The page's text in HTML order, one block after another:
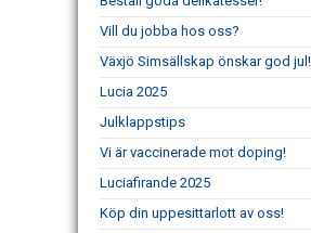
Vill du jobba hos oss?
Växjö Simsällskap önskar god jul!
Lucia 2025
Julklappstips
Vi är vaccinerade mot doping!
Luciafirande 2025
Köp din uppesittarlott av oss!